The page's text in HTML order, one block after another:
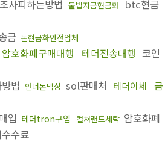
사피하는방법 불법자금현금화 btc현금
금 돈현금화안전업체
암호화폐구매대행 테더전송대행 코인
법 언더돈믹싱 sol판매처 테더이체
금
입 테더tron구입 컬쳐랜드세탁 암호화폐
수료